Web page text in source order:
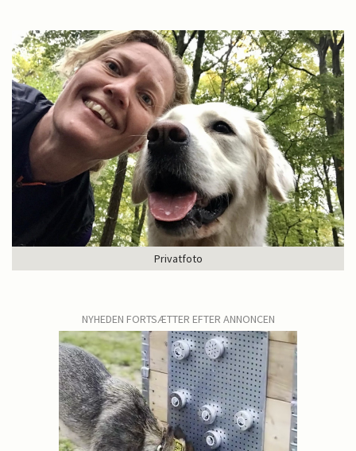
Privatfoto
NYHEDEN FORTSÆTTER EFTER ANNONCEN